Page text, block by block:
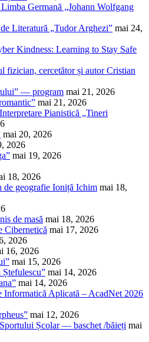
Germană „Johann Wolfgang
Literatură „Tudor Arghezi” mai 24,
Kindness: Learning to Stay Safe
fizician, cercetător și autor Cristian
— program mai 21, 2026
mai 21, 2026
Pianistică „Tineri
mai 20, 2026
2026
mai 19, 2026
18, 2026
de geografie Ioniță Ichim mai 18,
de masă mai 18, 2026
Cibernetică mai 17, 2026
2026
16, 2026
mai 15, 2026
mai 14, 2026
mai 14, 2026
Informatică Aplicată – AcadNet 2026
mai 12, 2026
Școlar — baschet /băieți mai